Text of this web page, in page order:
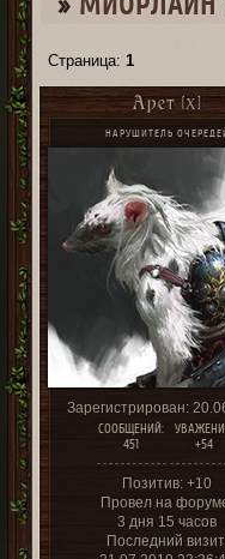
Страница:1
Арет [X]
НАРУШИТЕЛЬ
Зарегистрирован:
СООБЩЕНИЙ:
451
+54
Позитив: +10
Провел на
3 дня 15 часов
Последний